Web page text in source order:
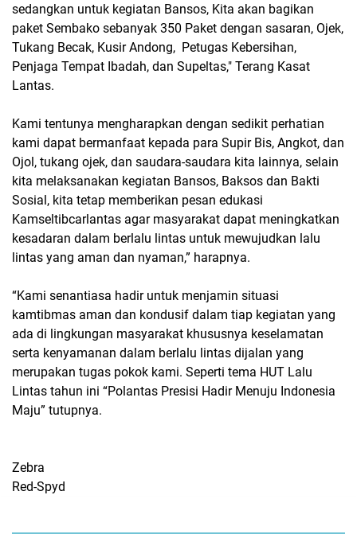
sedangkan untuk kegiatan Bansos, Kita akan bagikan
paket Sembako sebanyak 350 Paket dengan sasaran, Ojek,
Tukang Becak, Kusir Andong, Petugas Kebersihan,
Penjaga Tempat Ibadah, dan Supeltas," Terang Kasat
Lantas.
Kami tentunya mengharapkan dengan sedikit perhatian
kami dapat bermanfaat kepada para Supir Bis, Angkot, dan
Ojol, tukang ojek, dan saudara-saudara kita lainnya, selain
kita melaksanakan kegiatan Bansos, Baksos dan Bakti
Sosial, kita tetap memberikan pesan edukasi
Kamseltibcarlantas agar masyarakat dapat meningkatkan
kesadaran dalam berlalu lintas untuk mewujudkan lalu
lintas yang aman dan nyaman,” harapnya.
“Kami senantiasa hadir untuk menjamin situasi
kamtibmas aman dan kondusif dalam tiap kegiatan yang
ada di lingkungan masyarakat khususnya keselamatan
serta kenyamanan dalam berlalu lintas dijalan yang
merupakan tugas pokok kami. Seperti tema HUT Lalu
Lintas tahun ini “Polantas Presisi Hadir Menuju Indonesia
Maju” tutupnya.
Zebra
Red-Spyd